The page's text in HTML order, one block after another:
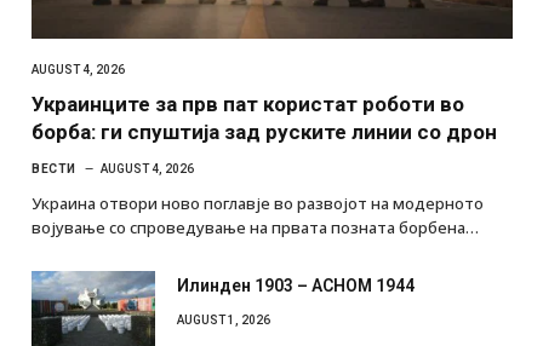
AUGUST 4, 2026
Украинците за прв пат користат роботи во
борба: ги спуштија зад руските линии со дрон
ВЕСТИ AUGUST 4, 2026
Украина отвори ново поглавје во развојот на модерното
војување со спроведување на првата позната борбена…
Илинден 1903 – АСНОМ 1944
AUGUST 1, 2026